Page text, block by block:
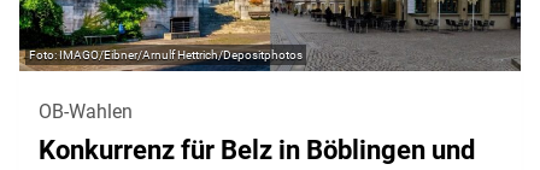
IMAGO/Eibner/Arnulf Hettrich/Depositphotos
OB-Wahlen
Konkurrenz für Belz in Böblingen und